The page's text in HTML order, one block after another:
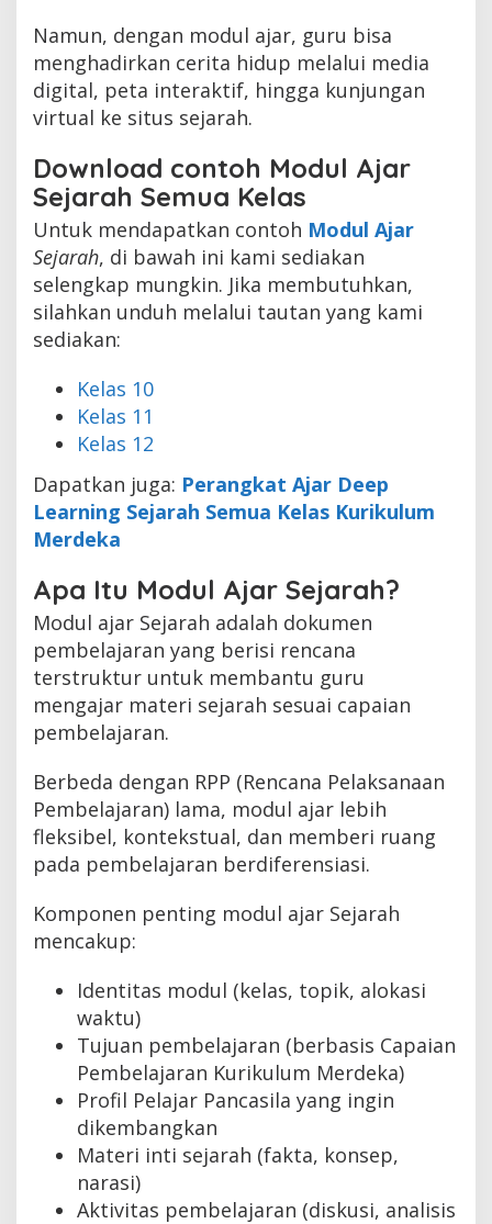
Namun, dengan modul ajar, guru bisa
menghadirkan cerita hidup melalui media
digital, peta interaktif, hingga kunjungan
virtual ke situs sejarah.
Download contoh Modul Ajar
Sejarah Semua Kelas
Untuk mendapatkan contoh Modul Ajar
Sejarah, di bawah ini kami sediakan
selengkap mungkin. Jika membutuhkan,
silahkan unduh melalui tautan yang kami
sediakan:
Kelas 10
Kelas 11
Kelas 12
Dapatkan juga: Perangkat Ajar Deep
Learning Sejarah Semua Kelas Kurikulum
Merdeka
Apa Itu Modul Ajar Sejarah?
Modul ajar Sejarah adalah dokumen
pembelajaran yang berisi rencana
terstruktur untuk membantu guru
mengajar materi sejarah sesuai capaian
pembelajaran.
Berbeda dengan RPP (Rencana Pelaksanaan
Pembelajaran) lama, modul ajar lebih
fleksibel, kontekstual, dan memberi ruang
pada pembelajaran berdiferensiasi.
Komponen penting modul ajar Sejarah
mencakup:
Identitas modul (kelas, topik, alokasi
waktu)
Tujuan pembelajaran (berbasis Capaian
Pembelajaran Kurikulum Merdeka)
Profil Pelajar Pancasila yang ingin
dikembangkan
Materi inti sejarah (fakta, konsep,
narasi)
Aktivitas pembelajaran (diskusi, analisis